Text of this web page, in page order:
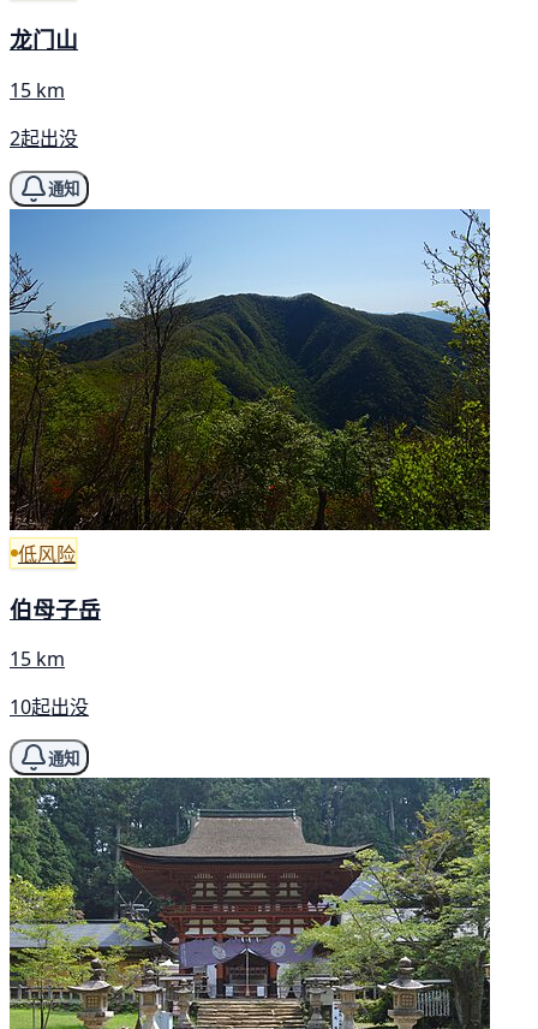
龙门山
15 km
2起出没
通知
低风险
伯母子岳
15 km
10起出没
通知